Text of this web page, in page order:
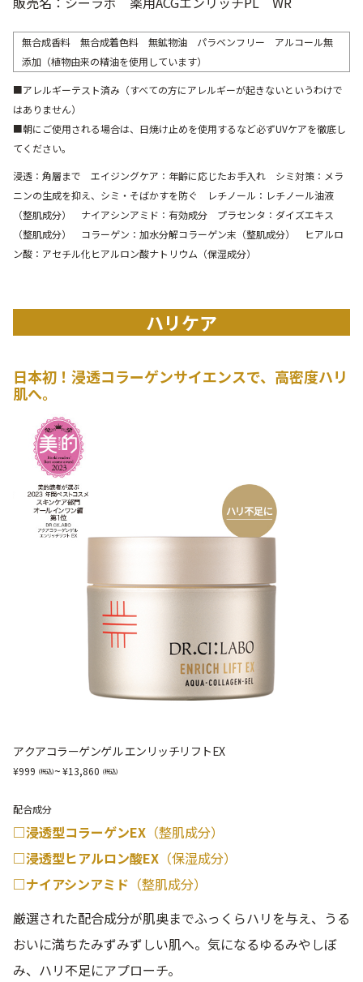
無合成香料 無合成着色料 無鉱物油 パラベンフリー アルコール無
添加（植物由来の精油を使用しています）
■アレルギーテスト済み（すべての方にアレルギーが起きないというわけで
はありません）
■朝にご使用される場合は、日焼け止めを使用するなど必ずUVケアを徹底し
てください。
浸透：角層まで エイジングケア：年齢に応じたお手入れ シミ対策：メラ
ニンの生成を抑え、シミ・そばかすを防ぐ レチノール：レチノール油液
（整肌成分） ナイアシンアミド：有効成分 プラセンタ：ダイズエキス
（整肌成分） コラーゲン：加水分解コラーゲン末（整肌成分） ヒアルロ
ン酸：アセチル化ヒアルロン酸ナトリウム（保湿成分）
ハリケア
日本初！浸透コラーゲンサイエンスで、高密度ハリ
肌へ。
アクアコラーゲンゲル エンリッチリフトEX
999 ~ 13,860
配合成分
□浸透型コラーゲンEX （整肌成分）
□浸透型ヒアルロン酸EX （保湿成分）
□ナイアシンアミド （整肌成分）
厳選された配合成分が肌奥までふっくらハリを与え、うる
おいに満ちたみずみずしい肌へ。気になるゆるみやしぼ
み、ハリ不足にアプローチ。